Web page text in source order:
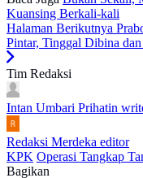
Kuansing Berkali-kali
Halaman Berikutnya
Pintar, Tinggal Dibina
Tim Redaksi
Intan Umbari Prihatin
Redaksi Merdeka editor
KPK Operasi Tangkap
Bagikan